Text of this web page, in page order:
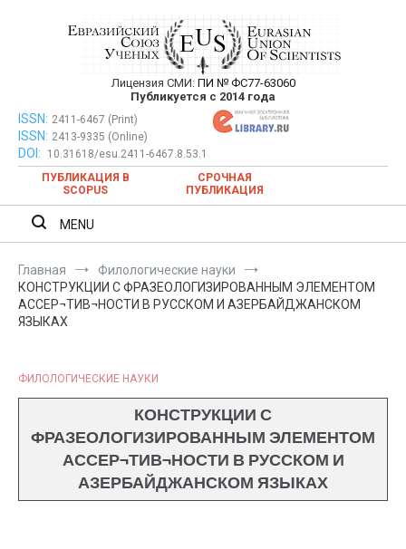
Евразийский Союз Ученых —
публикация научных статей в
ежемесячном научном журнале
Лицензия СМИ: ПИ № ФС77-63060
Публикуется с 2014 года
Евразийский Союз Ученых — публикация научных статей в
ежемесячном научном журнале
ISSN: 2411-6467 (Print)
ISSN: 2413-9335 (Online)
DOI:
10.31618/esu.2411-6467.8.53.1
ПУБЛИКАЦИЯ В
SCOPUS
СРОЧНАЯ
ПУБЛИКАЦИЯ
MENU
Главная
Филологические науки
КОНСТРУКЦИИ С ФРАЗЕОЛОГИЗИРОВАННЫМ ЭЛЕМЕНТОМ
АССЕР¬ТИВ¬НОСТИ В РУССКОМ И АЗЕРБАЙДЖАНСКОМ
ЯЗЫКАХ
ФИЛОЛОГИЧЕСКИЕ НАУКИ
КОНСТРУКЦИИ С
ФРАЗЕОЛОГИЗИРОВАННЫМ ЭЛЕМЕНТОМ
АССЕР¬ТИВ¬НОСТИ В РУССКОМ И
АЗЕРБАЙДЖАНСКОМ ЯЗЫКАХ